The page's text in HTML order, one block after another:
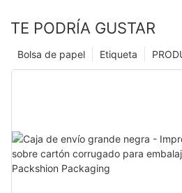
TE PODRÍA GUSTAR
Etiqueta
Bolsa de papel